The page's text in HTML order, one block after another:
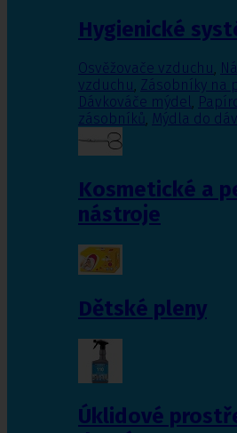
Hygienické
Osvěžovače vzduchu,
vzduchu, Zásobníky na
Dávkováče mýdel,
zásobníků, Mýdla do
Kosmetické a
nástroje
Dětské pleny
Úklidové